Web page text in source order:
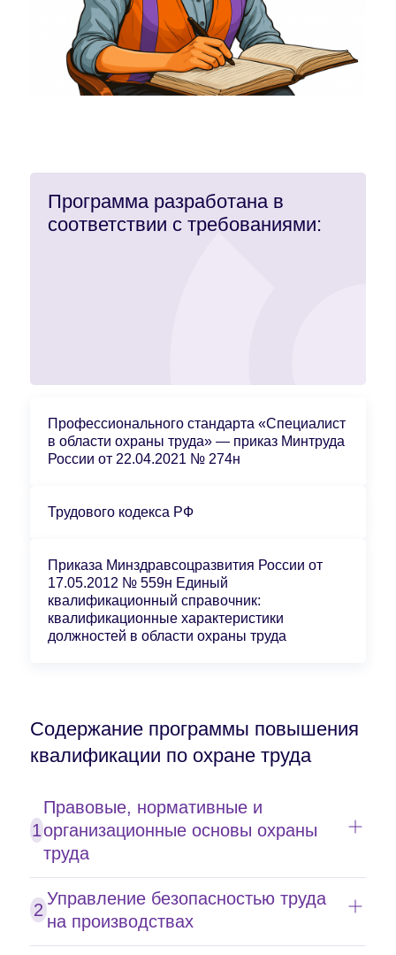
Программа разработана в
соответствии с требованиями:
Профессионального стандарта «Специалист
в области охраны труда» — приказ Минтруда
России от 22.04.2021 № 274н
Трудового кодекса РФ
Приказа Минздравсоцразвития России от
17.05.2012 № 559н Единый
квалификационный справочник:
квалификационные характеристики
должностей в области охраны труда
Содержание программы повышения
квалификации по охране труда
1
Правовые, нормативные и
организационные основы охраны
труда
правовые основы охраны труда. Изменения в
Трудовом кодексе Российской Федерации.
Обеспечение прав работников на охрану труда.
Государственный контроль и надзор за
2
Управление безопасностью труда
на производствах